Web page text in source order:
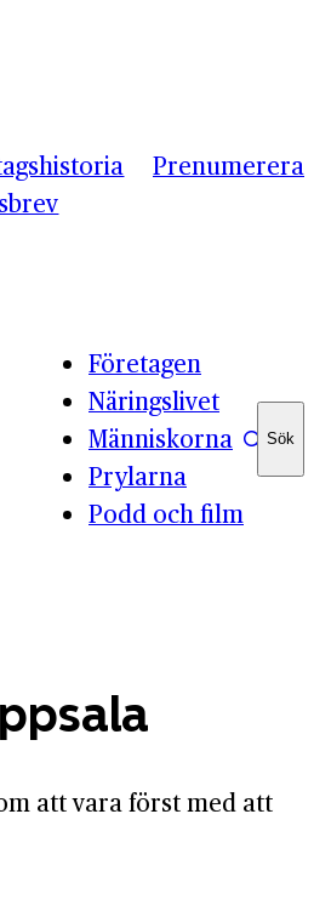
Prenumerera
Företagen
Näringslivet
Människorna
Prylarna
Podd och film
Sök
Sök
att vara först med att